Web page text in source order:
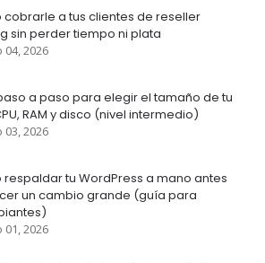
cobrarle a tus clientes de reseller
sin perder tiempo ni plata
04, 2026
a paso para elegir el tamaño de tu
RAM y disco (nivel intermedio)
03, 2026
respaldar tu WordPress a mano antes
un cambio grande (guía para
01, 2026